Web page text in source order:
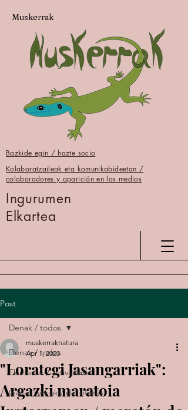
Ingurumen
Elkartea
Bazkide egin / hazte socio
Kolaboratzaileak eta komunikabideetan /
colaboradores y aparición en los medios
Muskerrak
Post
Denak / todos
Ekimenak / actividades
Gauza bitxiak / de interés
Denak / todos
"Lorategi Jasangarriak":
Argazki maratoia
muskerraknatura
Apr 1, 2023